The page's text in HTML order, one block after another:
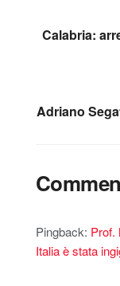
Calabria:
Adriano
Pingback: Prof.
Italia è stata